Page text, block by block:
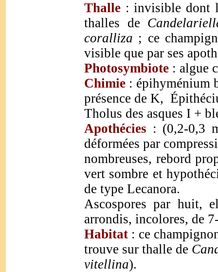
Thalle : invisible dont
thalles de
coralliza ; ce
visible que par ses
Photosymbiote : algue
Chimie : épihyménium
présence de K,
Tholus des asques I +
Apothécies : (0,2-0,3
déformées par
nombreuses, rebord
vert sombre et
de type Lecanora.
Ascospores par huit,
arrondis, incolores, de
Habitat : ce
trouve sur thalle de
vitellina).